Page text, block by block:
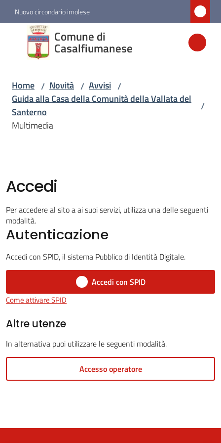
Vai al contenuto
Vai alla navigazione
Vai al footer
Nuovo circondario imolese
Comune di
Casalfiumanese
Comune di
Casalfiumanese
Amministrazione
Novità
Menu selezionato
Vivere
Casalfiumanese
5x1000
Servizi
line
Tutti
argomenti
Home / Novità / Avvisi /
Guida alla Casa della Comunità della Vallata del
Santerno
/
Multimedia
Accedi
Per accedere al sito a ai suoi servizi, utilizza una delle seguenti
modalità.
Autenticazione
Accedi con SPID, il sistema Pubblico di Identità Digitale.
Accedi con SPID
Come attivare SPID
Altre utenze
In alternativa puoi utilizzare le seguenti modalità.
Accesso operatore